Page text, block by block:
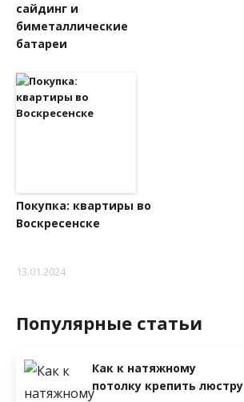
сайдинг и
биметаллические
батареи
Покупка: квартиры во
Воскресенске
13.01.2024
Популярные статьи
Как к натяжному
потолку крепить люстру